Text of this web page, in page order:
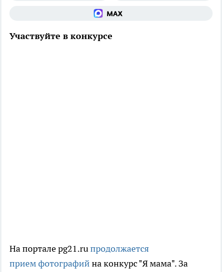
Участвуйте в конкурсе
На портале pg21.ruпродолжается
прием фотографийна конкурс "Я мама". За